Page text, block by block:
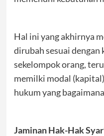
Hal ini yang akhirnya
dirubah sesuai dengan
sekelompok orang,
memilki modal
hukum yang
Jaminan Hak-Hak